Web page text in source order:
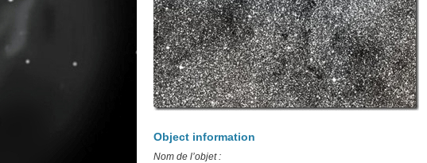
Object information
Nom de l’objet :